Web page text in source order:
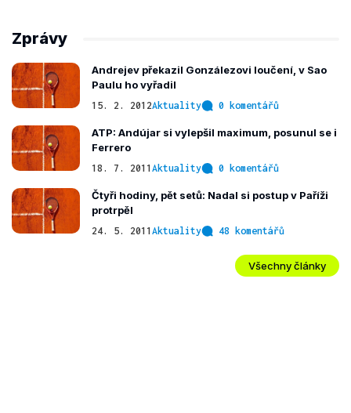
Zprávy
Andrejev překazil Gonzálezovi loučení, v Sao
Paulu ho vyřadil
15. 2. 2012Aktuality 0 komentářů
ATP: Andújar si vylepšil maximum, posunul se i
Ferrero
18. 7. 2011Aktuality 0 komentářů
Čtyři hodiny, pět setů: Nadal si postup v Paříži
protrpěl
24. 5. 2011Aktuality 48 komentářů
Všechny články